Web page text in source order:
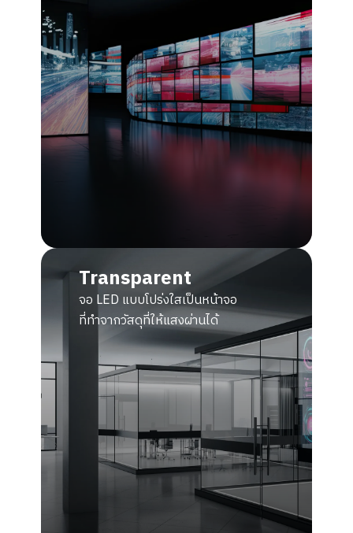
Transparent
จอ LED แบบโปร่งใสเป็นหน้าจอ
ที่ทำจากวัสดุที่ให้แสงผ่านได้